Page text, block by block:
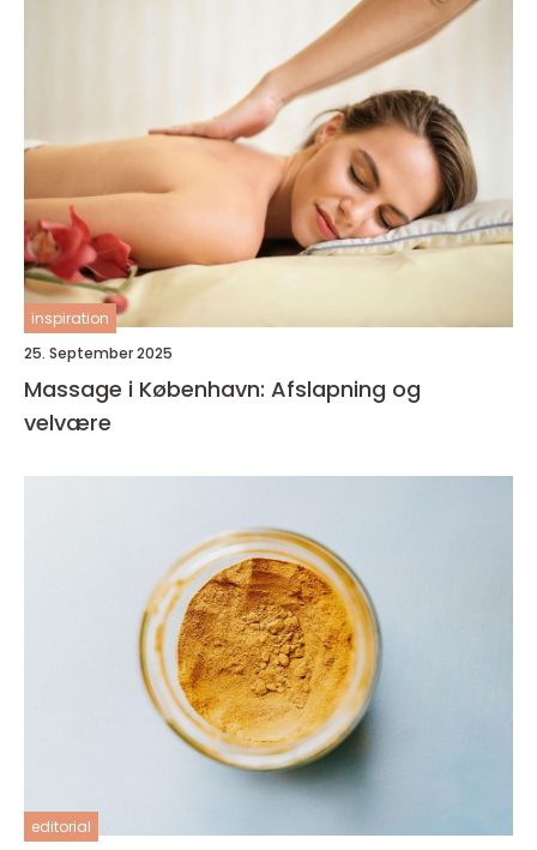
inspiration
25. September 2025
Massage i København: Afslapning og
velvære
editorial